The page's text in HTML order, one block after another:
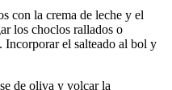
con la crema de leche y el
los choclos rallados o
Incorporar el salteado al bol y
de oliva y volcar la